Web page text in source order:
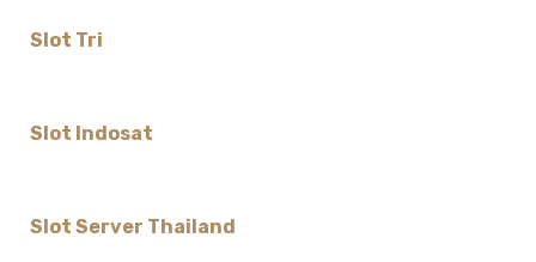
Slot Tri
Slot Indosat
Slot Server Thailand